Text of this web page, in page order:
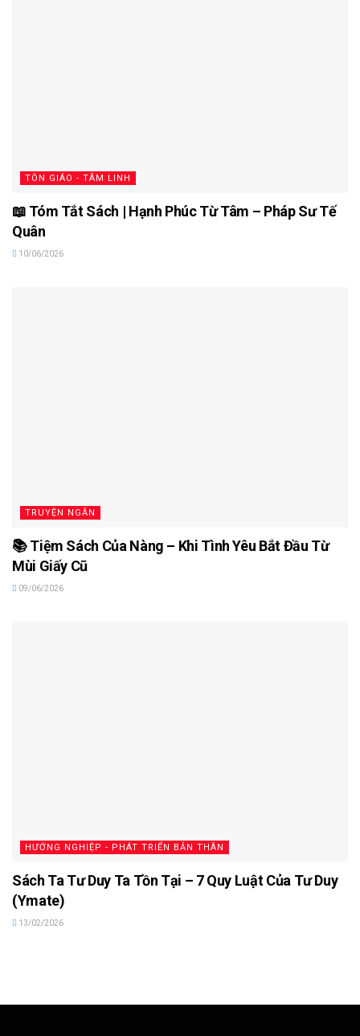
TÔN GIÁO - TÂM LINH
📖 Tóm Tắt Sách | Hạnh Phúc Từ Tâm – Pháp Sư Tế
Quân
10/06/2026
TRUYỆN NGẮN
📚 Tiệm Sách Của Nàng – Khi Tình Yêu Bắt Đầu Từ
Mùi Giấy Cũ
09/06/2026
HƯỚNG NGHIỆP - PHÁT TRIỂN BẢN THÂN
Sách Ta Tư Duy Ta Tồn Tại – 7 Quy Luật Của Tư Duy
(Ymate)
13/02/2026